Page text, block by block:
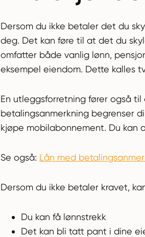
Dersom du ikke betaler det du
deg. Det kan føre til at det du
omfatter både vanlig lønn,
eksempel eiendom. Dette kalles
En utleggsforretning fører også
betalingsanmerkning begrenser
kjøpe mobilabonnement. Du kan
Se også: Lån med
Dersom du ikke betaler kravet,
Du kan få lønnstrekk
Det kan bli tatt pant i dine